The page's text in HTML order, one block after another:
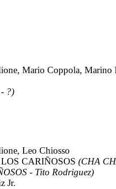
Mario Coppola, Marino
?)
Leo Chiosso
CARIÑOSOS (CHA
- Tito Rodriguez)
Jr.